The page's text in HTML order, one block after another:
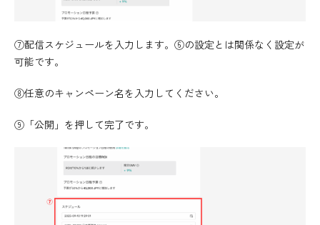
⑦配信スケジュールを入力します。⑥の設定とは関係なく設定が
可能です。
⑧任意のキャンペーン名を入力してください。
⑨「公開」を押して完了です。